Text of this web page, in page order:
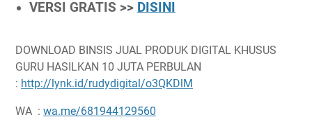
VERSI GRATIS >> DISINI
DOWNLOAD BINSIS JUAL PRODUK DIGITAL KHUSUS
GURU HASILKAN 10 JUTA PERBULAN
: http://lynk.id/rudydigital/o3QKDlM
WA : wa.me/681944129560